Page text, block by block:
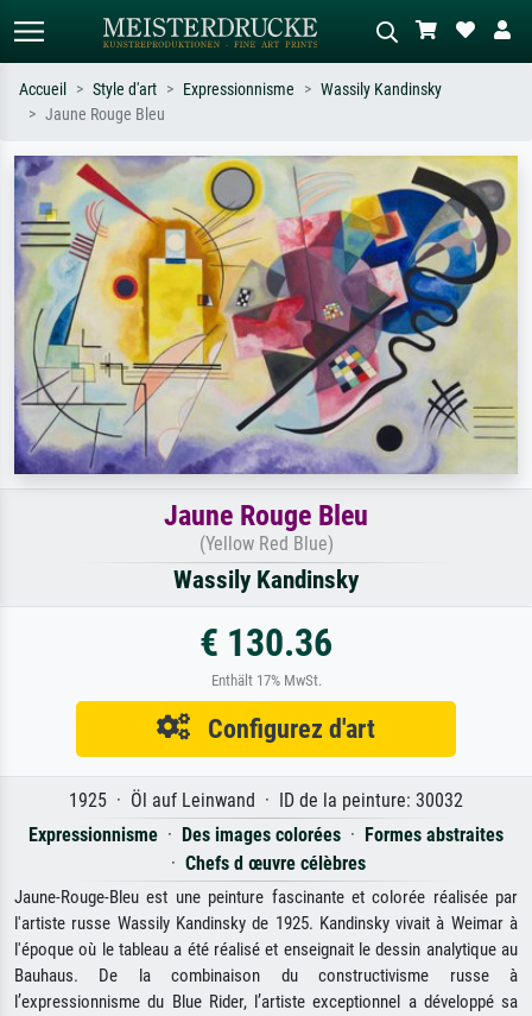
Recherchez par artiste, titre ou style –
ex. Monet, Nuit étoilée,
impressionnisme, vague de Hokusai,
nu.
Décrivez la scène – ex. prairie verte,
abstrait avec beaucoup de rouge,
tableau sombre, nu debout près d'un
arbre.
Accueil Style d'art Expressionnisme
Wassily Kandinsky
Jaune Rouge Bleu
Jaune Rouge Bleu
(Yellow Red Blue)
Wassily Kandinsky
€ 130.36
Enthält 17% MwSt.
Configurez d'art
1925 · Öl auf Leinwand · ID de la peinture: 30032
Expressionnisme · Des images colorées ·
Formes abstraites
· Chefs d œuvre célèbres
Jaune-Rouge-Bleu est une peinture fascinante et colorée réalisée par
l'artiste russe Wassily Kandinsky de 1925. Kandinsky vivait à Weimar à
l'époque où le tableau a été réalisé et enseignait le dessin analytique au
Bauhaus. De la combinaison du constructivisme russe à
l’expressionnisme du Blue Rider, l’artiste exceptionnel a développé sa